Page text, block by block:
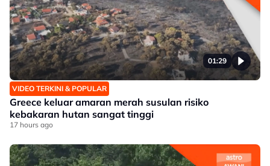
01:29
VIDEO TERKINI & POPULAR
Greece keluar amaran merah susulan risiko
kebakaran hutan sangat tinggi
17 hours ago